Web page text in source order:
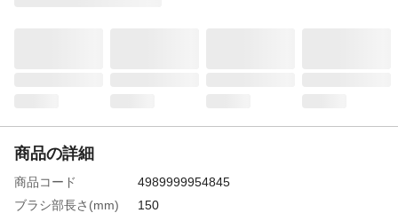
商品の詳細
商品コード
4989999954845
ブラシ部長さ(mm)
150